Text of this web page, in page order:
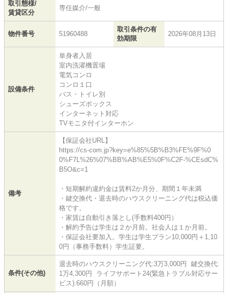
取引態様/
賃貸区分
専任媒介/一般
物件番号 51960488
取引条件の有
効期限
2026年08月13日
設備条件
単身者入居
室内洗濯機置場
電気コンロ
コンロ１口
バス・トイレ別
シューズボックス
インターネット対応
TVモニタ付インターホン
備考
【保証会社URL】
https://cs-com.jp?key=e%85%5B%B3%FE%9F%0
0%F7L%26%07%BB%AB%E5%0F%C2F-%CEsdC%
B5O&c=1
・短期解約違約金は賃料2か月分、期間１年未満
・鍵交換代・退去時のハウスクリーニング代は税込価
格です。
・家賃は自動引き落とし(手数料400円）
・解約予告は学生は２か月前。社会人は１か月前。
・保証会社要加入。学生は学生プラン10,000円＋1,10
0円（事務手数料）学生証要。
条件(その他)
退去時のハウスクリーニング代:3万3,000円 鍵交換代:
1万4,300円 ライフサポート24(緊急トラブル対応サー
ビス):660円（月額）